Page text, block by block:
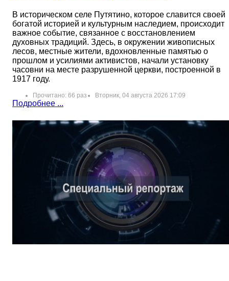
В историческом селе Путятино, которое славится своей
богатой историей и культурным наследием, происходит
важное событие, связанное с восстановлением
духовных традиций. Здесь, в окружении живописных
лесов, местные жители, вдохновленные памятью о
прошлом и усилиями активистов, начали установку
часовни на месте разрушенной церкви, построенной в
1917 году.
Прочитано: 66 раз Вторник, 04 августа 2026 17:09
Подробнее ...